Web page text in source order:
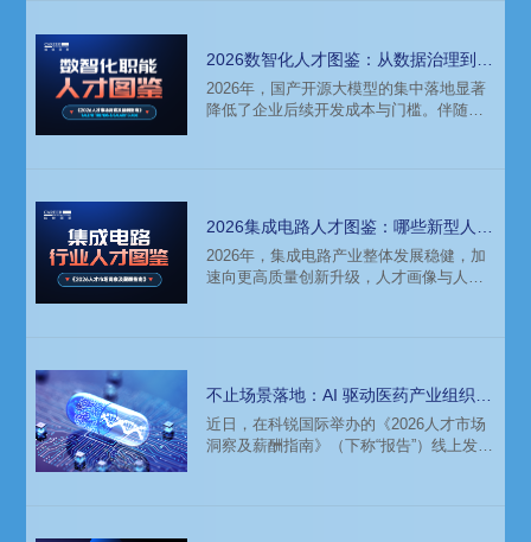
2026数智化人才图鉴：从数据治理到AI
Agent，谁最抢手？
2026年，国产开源大模型的集中落地显著
降低了企业后续开发成本与门槛。伴随企
2026集成电路人才图鉴：哪些新型人才
最紧缺？
2026年，集成电路产业整体发展稳健，加
速向更高质量创新升级，人才画像与人才
不止场景落地：AI 驱动医药产业组织深
层变革
近日，在科锐国际举办的《2026人才市场
洞察及薪酬指南》（下称“报告”）线上发布